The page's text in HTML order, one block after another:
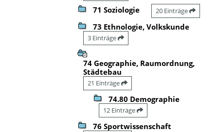
71 Soziologie 20 Einträge
73 Ethnologie, Volkskunde
3 Einträge
74 Geographie, Raumordnung,
Städtebau
21 Einträge
74.80 Demographie
12 Einträge
76 Sportwissenschaft